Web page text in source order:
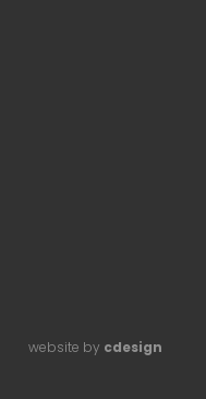
website by cdesign